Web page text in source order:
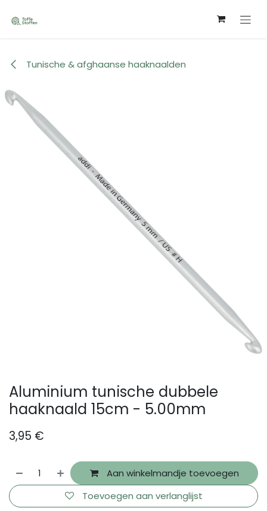
Tunische & afghaanse haaknaalden
Aluminium tunische dubbele
haaknaald 15cm - 5.00mm
3,95 €
Aan winkelmandje toevoegen
Toevoegen aan verlanglijst